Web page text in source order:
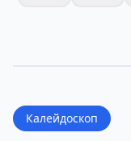
Калейдоскоп